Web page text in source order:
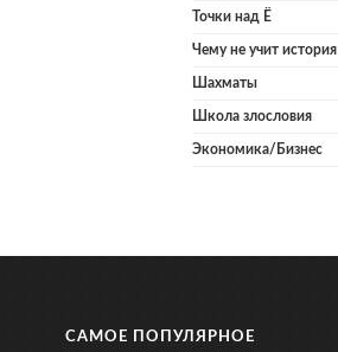
Точки над Ё
Чему не учит история
Шахматы
Школа злословия
Экономика/Бизнес
САМОЕ ПОПУЛЯРНОЕ